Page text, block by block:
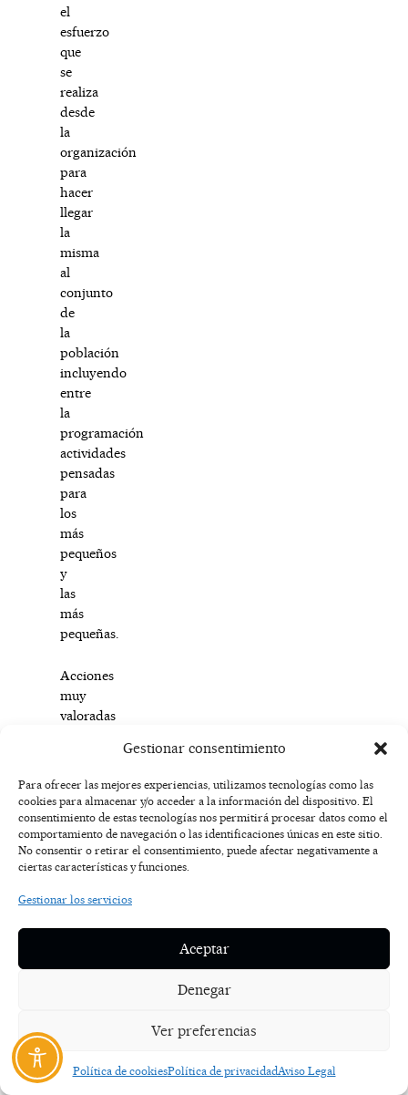
Gestionar consentimiento
Para ofrecer las mejores experiencias, utilizamos tecnologías como las
cookies para almacenar y/o acceder a la información del dispositivo. El
consentimiento de estas tecnologías nos permitirá procesar datos como el
comportamiento de navegación o las identificaciones únicas en este sitio.
No consentir o retirar el consentimiento, puede afectar negativamente a
ciertas características y funciones.
Gestionar los servicios
Aceptar
Denegar
Ver preferencias
Política de cookiesPolítica de privacidadAviso Legal
el
esfuerzo
que
se
realiza
desde
la
organización
para
hacer
llegar
la
misma
al
conjunto
de
la
población
incluyendo
entre
la
programación
actividades
pensadas
para
los
más
pequeños
y
las
más
pequeñas.
Acciones
muy
valoradas
primer
edil
de
la
localidad
que
del
Club